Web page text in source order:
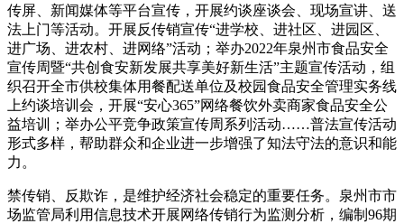
传屏、新闻媒体等平台宣传，开展约谈座谈会、现场宣讲、送
法上门等活动。开展反传销宣传“进学校、进社区、进园区、
进广场、进农村、进网络”活动；举办2022年泉州市食品安全
宣传周暨“共创食安新发展共享美好新生活”主题宣传活动，组
织召开全市供校集体用餐配送单位及校园食品安全管理实务线
上约谈培训会，开展“安心365”网络餐饮外卖商家食品安全公
益培训；举办公平竞争政策宣传周系列活动……普法宣传活动
形式多样，帮助群众和企业进一步增强了知法守法的意识和能
力。
禁传销、反欺诈，是维护经济社会稳定的重要任务。泉州市市
场监管局利用信息技术开展网络传销行为监测分析，编制96期